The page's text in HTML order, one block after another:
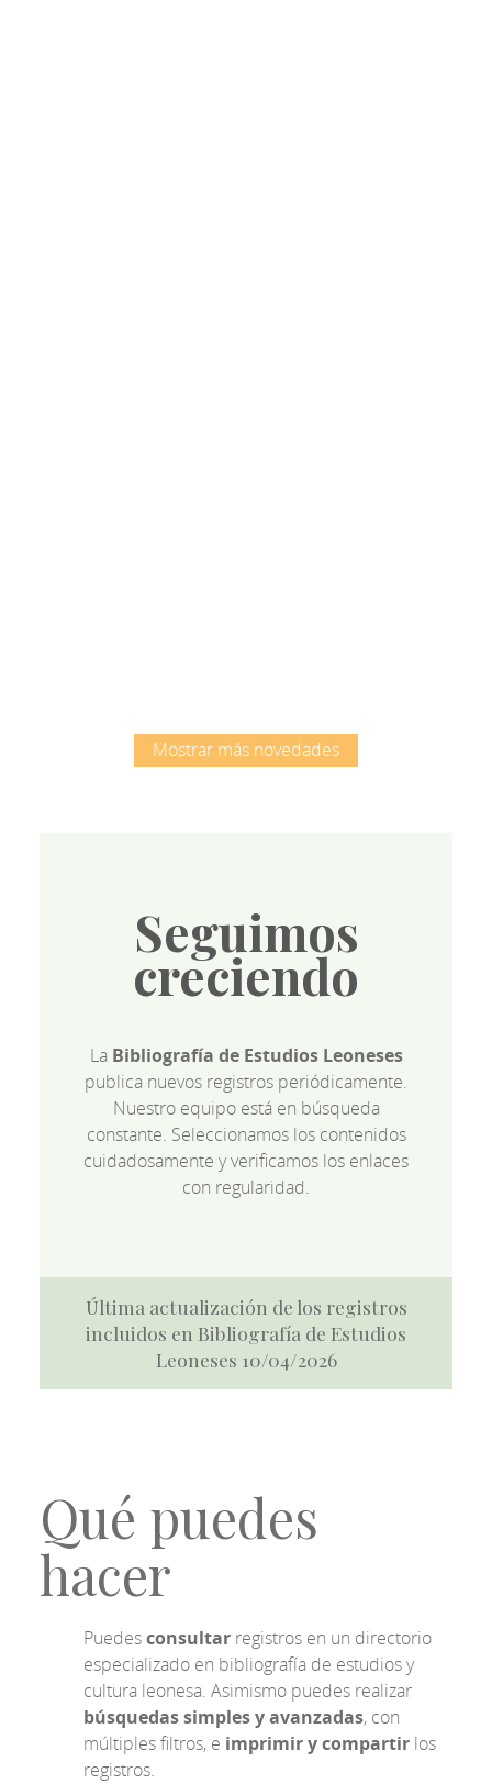
Mostrar más novedades
Seguimos
creciendo
La Bibliografía de Estudios Leoneses
publica nuevos registros periódicamente.
Nuestro equipo está en búsqueda
constante. Seleccionamos los contenidos
cuidadosamente y verificamos los enlaces
con regularidad.
Última actualización de los registros
incluidos en Bibliografía de Estudios
Leoneses 10/04/2026
Qué puedes
hacer
Puedesconsultar registros en un directorio
especializado en bibliografía de estudios y
cultura leonesa. Asimismo puedes realizar
búsquedas simples y avanzadas, con
múltiples filtros, e imprimir y compartir los
registros.